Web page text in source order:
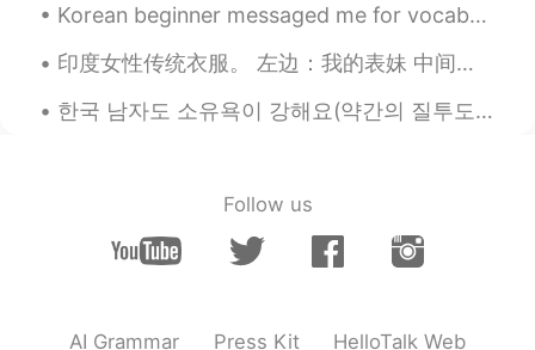
@Sania 사니아사니아의 사랑은 영원할거
HI KR
KR ENCN繁 JP
Sania 사니아 2021.01.24 06:58
Korean beginner messaged me for vocabs😁😉 i can't reply individually so copy from it 🤗 sorry for ...
印度女性传统衣服。 左边：我的表妹 中间：我的奶奶 ...
한국 남자도 소유욕이 강해요(약간의 질투도)ㅋㅋㅋㅋ😁😂🤦‍♀️🤷‍♀️아니면 부산 남자들이 더 소유욕 적이에요 한국 남자들도 소유욕이 강하고 왜 소유욕이 강한지 말해 줄 수 ...
Follow us
AI Grammar Press Kit HelloTalk Web